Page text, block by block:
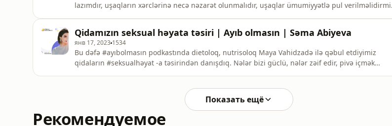
lazımdır, uşaqların xərclərinə necə nəzarət olunmalıdır, uşaqlar ümumiyyətlə pul verilməlidirmi
Qidamızın seksual həyata təsiri | Ayıb olmasın | Səma Abiyeva
янв 17, 2023 1534
Bu dəfə #ayıbolmasın podkastında dietoloq, nutrisoloq Maya Vahidzadə ilə qəbul etdiyimiz
qidaların #seksualhəyat -a təsirindən danışdıq. Nələr bizi güclü, nələr zəif edir, pivə içmək
Показать ещё
Рекомендуемое